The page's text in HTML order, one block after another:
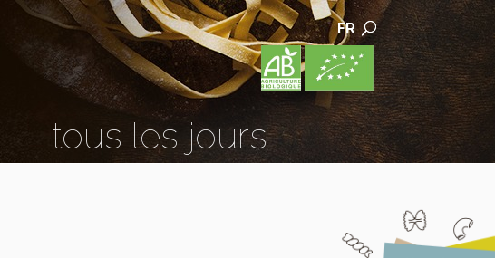
FR
tous les jours